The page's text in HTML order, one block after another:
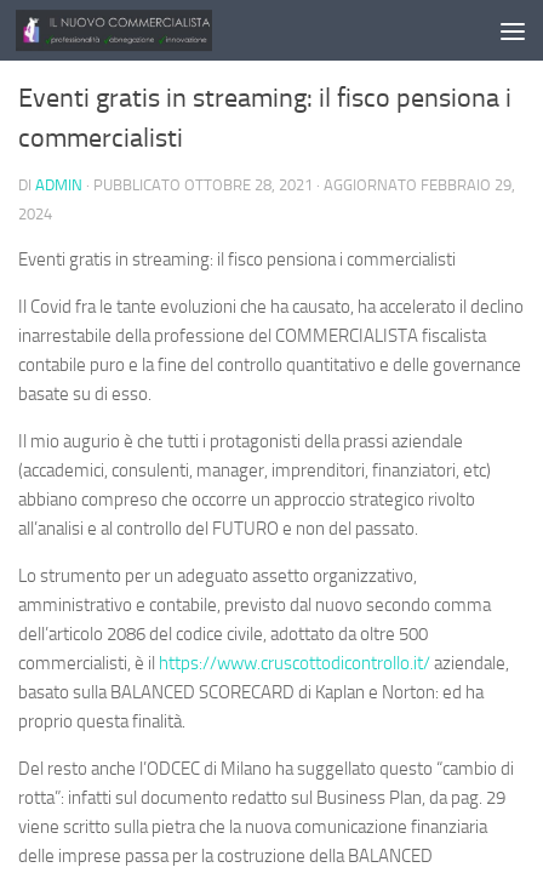
Salta al contenuto
Eventi gratis in streaming: il fisco pensiona i
commercialisti
DI ADMIN · PUBBLICATO OTTOBRE 28, 2021 · AGGIORNATO FEBBRAIO 29,
2024
Eventi gratis in streaming: il fisco pensiona i commercialisti
Il Covid fra le tante evoluzioni che ha causato, ha accelerato il declino
inarrestabile della professione del COMMERCIALISTA fiscalista
contabile puro e la fine del controllo quantitativo e delle governance
basate su di esso.
Il mio augurio è che tutti i protagonisti della prassi aziendale
(accademici, consulenti, manager, imprenditori, finanziatori, etc)
abbiano compreso che occorre un approccio strategico rivolto
all’analisi e al controllo del FUTURO e non del passato.
Lo strumento per un adeguato assetto organizzativo,
amministrativo e contabile, previsto dal nuovo secondo comma
dell’articolo 2086 del codice civile, adottato da oltre 500
commercialisti, è il https://www.cruscottodicontrollo.it/aziendale,
basato sulla BALANCED SCORECARD di Kaplan e Norton: ed ha
proprio questa finalità.
Del resto anche l’ODCEC di Milano ha suggellato questo “cambio di
rotta”: infatti sul documento redatto sul Business Plan, da pag. 29
viene scritto sulla pietra che la nuova comunicazione finanziaria
delle imprese passa per la costruzione della BALANCED